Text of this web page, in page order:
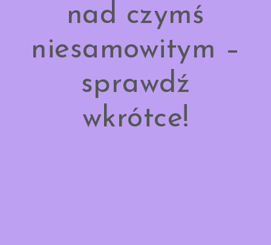
nad czymś
niesamowitym –
sprawdź
wkrótce!